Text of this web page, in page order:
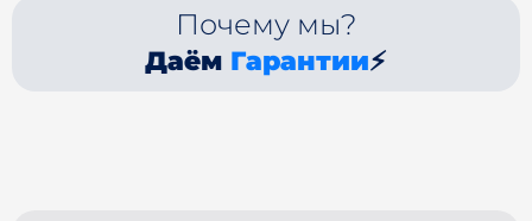
Почему мы?
Даём Гарантии⚡